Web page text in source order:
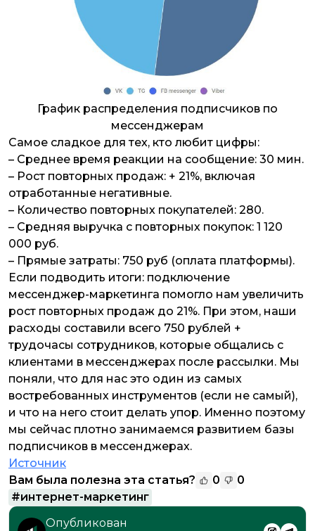
График распределения подписчиков по
мессенджерам
Самое сладкое для тех, кто любит цифры:
– Cреднее время реакции на сообщение: 30 мин.
– Рост повторных продаж: + 21%, включая
отработанные негативные.
– Количество повторных покупателей: 280.
– Средняя выручка с повторных покупок: 1 120
000 руб.
– Прямые затраты: 750 руб (оплата платформы).
Если подводить итоги: подключение
мессенджер-маркетинга помогло нам увеличить
рост повторных продаж до 21%. При этом, наши
расходы составили всего 750 рублей +
трудочасы сотрудников, которые общались с
клиентами в мессенджерах после рассылки. Мы
поняли, что для нас это один из самых
востребованных инструментов (если не самый),
и что на него стоит делать упор. Именно поэтому
мы сейчас плотно занимаемся развитием базы
подписчиков в мессенджерах.
Источник
Вам была полезна эта статья?
0
0
#интернет-маркетинг
Опубликован